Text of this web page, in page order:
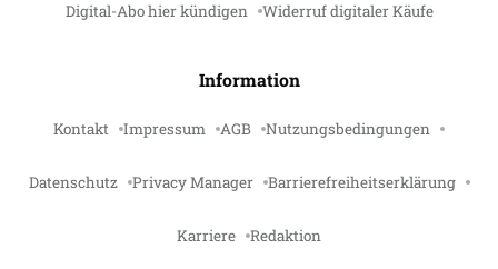
Digital-Abo hier kündigen Widerruf digitaler Käufe
Information
Kontakt Impressum AGB Nutzungsbedingungen
Datenschutz Privacy Manager Barrierefreiheitserklärung
Karriere Redaktion